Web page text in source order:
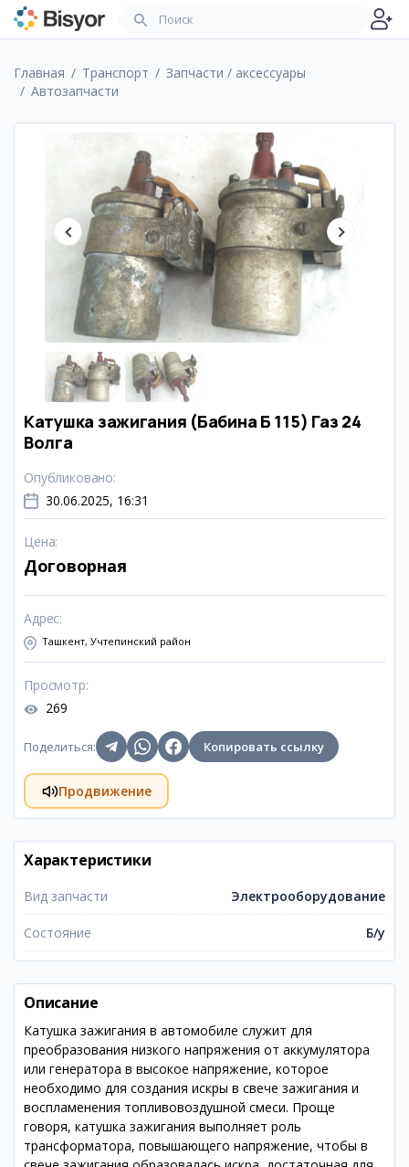
Главная Транспорт
Запчасти / аксессуары
Автозапчасти
Катушка зажигания (Бабина Б 115) Газ 24
Волга
Опубликовано:
30.06.2025, 16:31
Цена:
Договорная
Адрес:
Ташкент, Учтепинский район
Просмотр:
269
Поделиться: Копировать ссылку
Продвижение
Характеристики
Вид запчасти Электрооборудование
Состояние Б/у
Описание
Катушка зажигания в автомобиле служит для
преобразования низкого напряжения от аккумулятора
или генератора в высокое напряжение, которое
необходимо для создания искры в свече зажигания и
воспламенения топливовоздушной смеси. Проще
говоря, катушка зажигания выполняет роль
трансформатора, повышающего напряжение, чтобы в